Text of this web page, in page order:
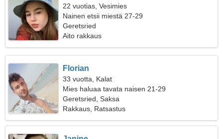
22 vuotias, Vesimies
Nainen etsii miestä 27-29
Geretsried
Aito rakkaus
Florian
33 vuotta, Kalat
Mies haluaa tavata naisen 21-29
Geretsried, Saksa
Rakkaus, Ratsastus